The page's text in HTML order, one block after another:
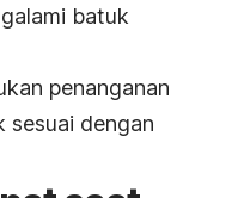
batuk
penanganan
sesuai dengan